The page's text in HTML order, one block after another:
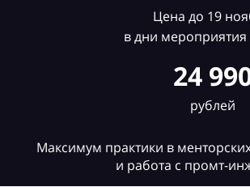
Цена до 19
в дни мероприятия
24
рублей
Максимум практики в
и работа с промт-